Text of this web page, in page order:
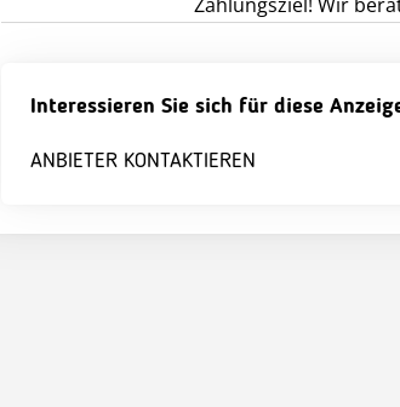
Interessieren Sie sich für diese
ANBIETER KONTAKTIEREN